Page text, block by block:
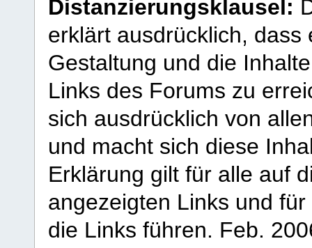
Distanzierungsklausel:
erklärt ausdrücklich,
Gestaltung und die
Links des Forums zu
sich ausdrücklich von
und macht sich diese
Erklärung gilt für alle auf
angezeigten Links und
die Links führen. Feb.